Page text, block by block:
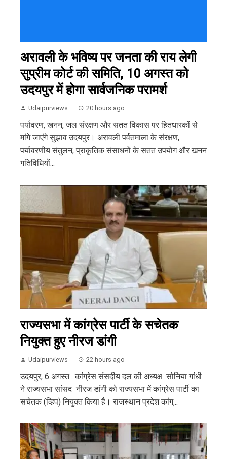
अरावली के भविष्य पर जनता की राय लेगी
सुप्रीम कोर्ट की समिति, 10 अगस्त को
उदयपुर में होगा सार्वजनिक परामर्श
Udaipurviews 20 hours ago
पर्यावरण, खनन, जल संरक्षण और सतत विकास पर हितधारकों से
मांगे जाएंगे सुझाव उदयपुर। अरावली पर्वतमाला के संरक्षण,
पर्यावरणीय संतुलन, प्राकृतिक संसाधनों के सतत उपयोग और खनन
गतिविधियों...
राज्यसभा में कांग्रेस पार्टी के सचेतक
नियुक्त हुए नीरज डांगी
Udaipurviews 22 hours ago
उदयपुर, 6 अगस्त . कांग्रेस संसदीय दल की अध्यक्ष सोनिया गांधी
ने राज्यसभा सांसद नीरज डांगी को राज्यसभा में कांग्रेस पार्टी का
सचेतक (व्हिप) नियुक्त किया है। राजस्थान प्रदेश कांग्...